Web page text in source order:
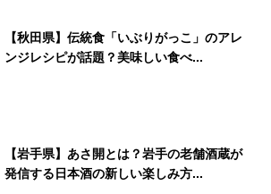
【秋田県】伝統食「いぶりがっこ」のアレ
ンジレシピが話題？美味しい食べ...
【岩手県】あさ開とは？岩手の老舗酒蔵が
発信する日本酒の新しい楽しみ方...